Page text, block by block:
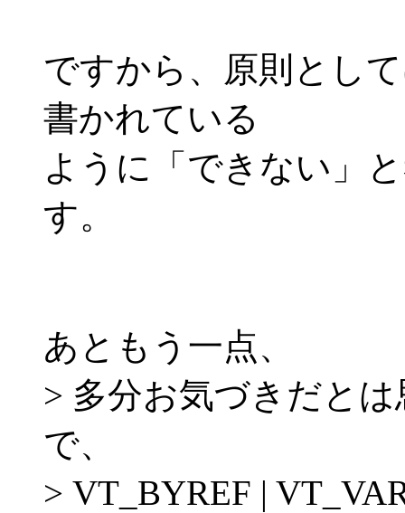
ですから、原則とし
書かれている
ように「できない」
す。
あともう一点、
> 多分お気づきだと
で、
> VT_BYREF |